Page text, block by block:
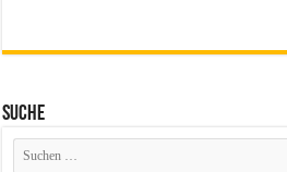
Suche